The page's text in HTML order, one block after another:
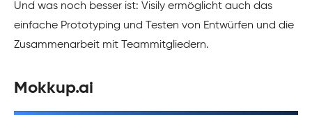
Und was noch besser ist: Visily ermöglicht auch das
einfache Prototyping und Testen von Entwürfen und die
Zusammenarbeit mit Teammitgliedern.
Mokkup.ai